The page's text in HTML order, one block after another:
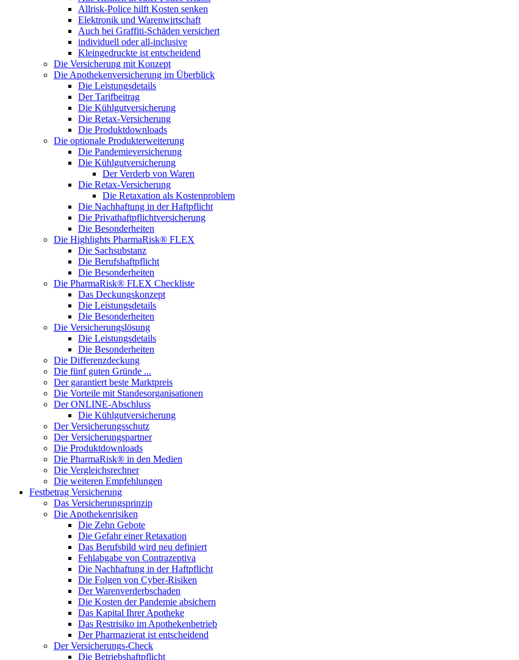
Allrisk-Police hilft Kosten senken
Elektronik und Warenwirtschaft
Auch bei Graffiti-Schäden versichert
individuell oder all-inclusive
Kleingedruckte ist entscheidend
Die Versicherung mit Konzept
Die Apothekenversicherung im Überblick
Die Leistungsdetails
Der Tarifbeitrag
Die Kühlgutversicherung
Die Retax-Versicherung
Die Produktdownloads
Die optionale Produkterweiterung
Die Pandemieversicherung
Die Kühlgutversicherung
Der Verderb von Waren
Die Retax-Versicherung
Die Retaxation als Kostenproblem
Die Nachhaftung in der Haftpflicht
Die Privathaftpflichtversicherung
Die Besonderheiten
Die Highlights PharmaRisk® FLEX
Die Sachsubstanz
Die Berufshaftpflicht
Die Besonderheiten
Die PharmaRisk® FLEX Checkliste
Das Deckungskonzept
Die Leistungsdetails
Die Besonderheiten
Die Versicherungslösung
Die Leistungsdetails
Die Besonderheiten
Die Differenzdeckung
Die fünf guten Gründe ...
Der garantiert beste Marktpreis
Die Vorteile mit Standesorganisationen
Der ONLINE-Abschluss
Die Kühlgutversicherung
Der Versicherungsschutz
Der Versicherungspartner
Die Produktdownloads
Die PharmaRisk® in den Medien
Die Vergleichsrechner
Die weiteren Empfehlungen
Festbetrag Versicherung
Das Versicherungsprinzip
Die Apothekenrisiken
Die Zehn Gebote
Die Gefahr einer Retaxation
Das Berufsbild wird neu definiert
Fehlabgabe von Contrazeptiva
Die Nachhaftung in der Haftpflicht
Die Folgen von Cyber-Risiken
Der Warenverderbschaden
Die Kosten der Pandemie absichern
Das Kapital Ihrer Apotheke
Das Restrisiko im Apothekenbetrieb
Der Pharmazierat ist entscheidend
Der Versicherungs-Check
Die Betriebshaftpflicht